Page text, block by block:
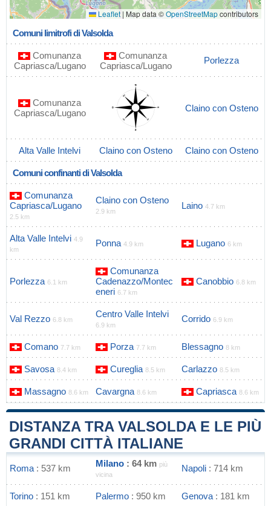
Leaflet | Map data ©OpenStreetMapcontributors
Comuni limitrofi di Valsolda
Comunanza
Capriasca/Lugano
Comunanza
Capriasca/Lugano
Porlezza
Comunanza
Capriasca/Lugano
Claino con Osteno
Alta Valle Intelvi Claino con Osteno Claino con Osteno
Comuni confinanti di Valsolda
Comunanza
Capriasca/Lugano
2.5 km
Claino con Osteno
2.9 km
Laino 4.7 km
Alta Valle Intelvi 4.9
km
Ponna 4.9 km Lugano 6 km
Porlezza 6.1 km
Comunanza
Cadenazzo/Montec
eneri 6.7 km
Canobbio 6.8 km
Val Rezzo 6.8 km
Centro Valle Intelvi
6.9 km
Corrido 6.9 km
Comano 7.7 km Porza 7.7 km Blessagno 8 km
Savosa 8.4 km Cureglia 8.5 km Carlazzo 8.5 km
Massagno 8.6 km Cavargna 8.6 km Capriasca 8.6 km
DISTANZA TRA VALSOLDA E LE PIÙ
GRANDI CITTÀ ITALIANE
Roma : 537 km Milano : 64 km più
vicina
Napoli : 714 km
Torino : 151 km Palermo : 950 km Genova : 181 km